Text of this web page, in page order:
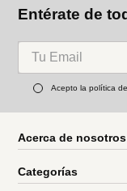
Entérate de
Acepto la política
Acerca de nosotros
Categorías